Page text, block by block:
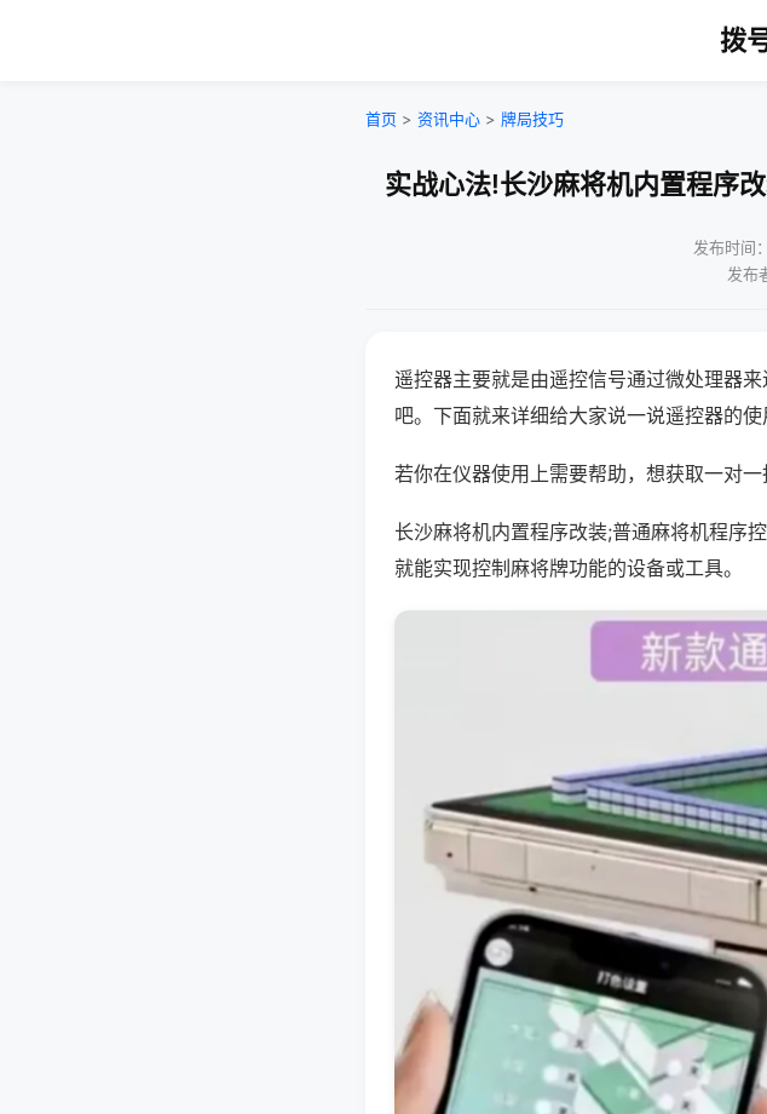
拨
首页 > 资讯中心 > 牌局技巧
实战心法!长沙麻将机内置程序
发布时间
发布
遥控器主要就是由遥控信号通过微处理器
吧。下面就来详细给大家说一说遥控器的使
若你在仪器使用上需要帮助，想获取一对
长沙麻将机内置程序改装;普通麻将机程序
就能实现控制麻将牌功能的设备或工具。